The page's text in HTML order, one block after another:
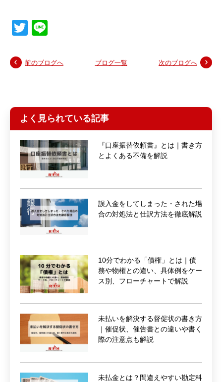
Twitter
前のブログへ ブログ一覧 次のブログへ
よく見られている記事
『口座振替依頼書』とは｜書き方
とよくある不備を解説
誤入金をしてしまった・された場
合の対処法と仕訳方法を徹底解説
10分でわかる「債権」とは｜債
務や物権との違い、具体例をケー
ス別、フローチャートで解説
未払いを解決する督促状の書き方
｜催促状、催告書との違いや書く
際の注意点も解説
未払金とは？間違えやすい勘定科